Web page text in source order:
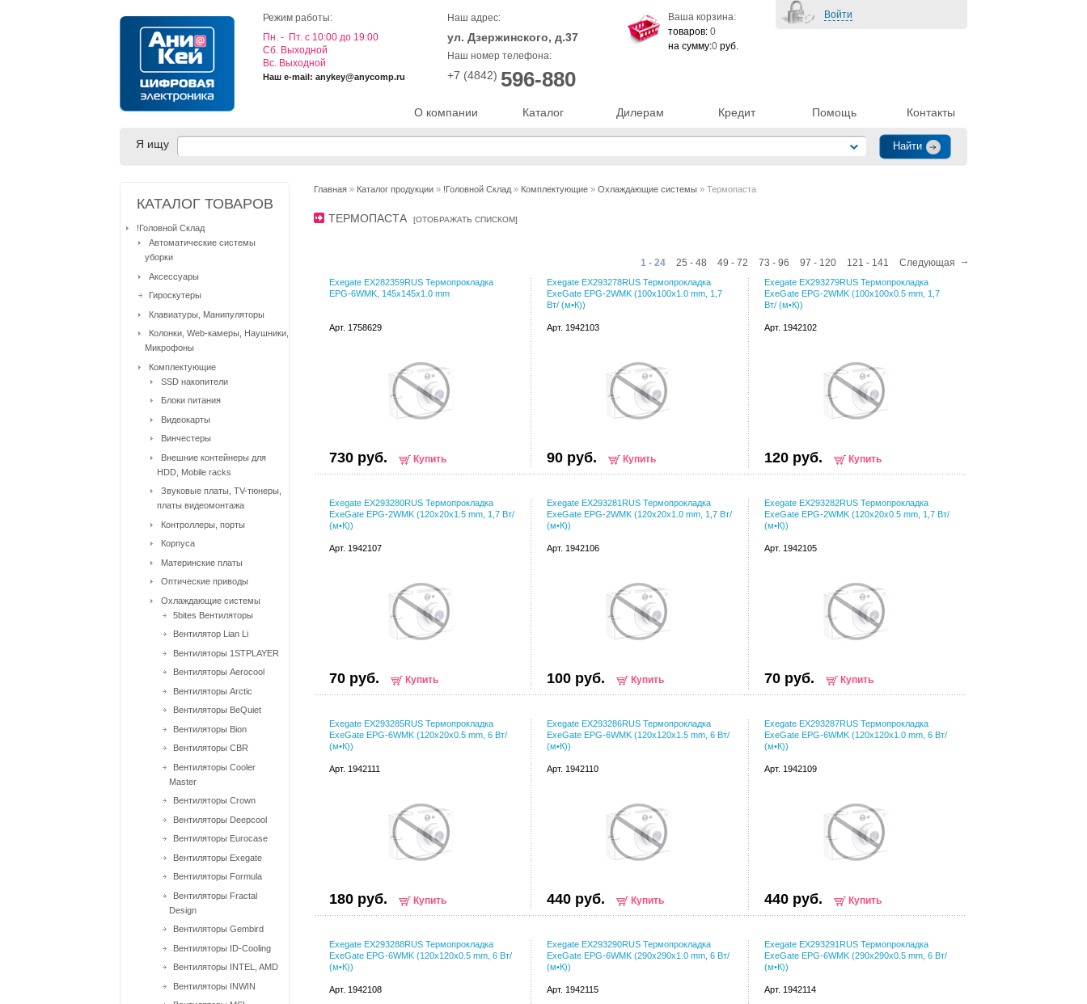
О компании Каталог Дилерам Кредит Помощь Контакты
Режим работы:
Пн. - Пт. с 10:00 до 19:00
Cб. Выходной
Вс. Выходной
Наш e-mail: anykey@anycomp.ru
Наш адрес:
ул. Дзержинского, д.37
Наш номер телефона:
+7 (4842) 596-880
Войти
Ваша корзина:
товаров: 0
на сумму:0 руб.
Я ищу
Главная » Каталог продукции » !Головной Склад » Комплектующие » Охлаждающие системы » Термопаста
ТЕРМОПАСТА [ОТОБРАЖАТЬ СПИСКОМ]
1 - 24 25 - 48 49 - 72 73 - 96 97 - 120 121 - 141 Следующая
Exegate EX282359RUS Термопрокладка
EPG-6WMK, 145x145x1.0 mm
Арт. 1758629
730 руб. Купить
Exegate EX293278RUS Термопрокладка
ExeGate EPG-2WMK (100x100x1.0 mm, 1,7
Вт/ (м•К))
Арт. 1942103
90 руб. Купить
Exegate EX293279RUS Термопрокладка
ExeGate EPG-2WMK (100x100x0.5 mm, 1,7
Вт/ (м•К))
Арт. 1942102
120 руб. Купить
Exegate EX293280RUS Термопрокладка
ExeGate EPG-2WMK (120x20x1.5 mm, 1,7 Вт/
(м•К))
Арт. 1942107
70 руб. Купить
Exegate EX293281RUS Термопрокладка
ExeGate EPG-2WMK (120x20x1.0 mm, 1,7 Вт/
(м•К))
Арт. 1942106
100 руб. Купить
Exegate EX293282RUS Термопрокладка
ExeGate EPG-2WMK (120x20x0.5 mm, 1,7 Вт/
(м•К))
Арт. 1942105
70 руб. Купить
Exegate EX293285RUS Термопрокладка
ExeGate EPG-6WMK (120x20x0.5 mm, 6 Вт/
(м•К))
Арт. 1942111
180 руб. Купить
Exegate EX293286RUS Термопрокладка
ExeGate EPG-6WMK (120x120x1.5 mm, 6 Вт/
(м•К))
Арт. 1942110
440 руб. Купить
Exegate EX293287RUS Термопрокладка
ExeGate EPG-6WMK (120x120x1.0 mm, 6 Вт/
(м•К))
Арт. 1942109
440 руб. Купить
Exegate EX293288RUS Термопрокладка
ExeGate EPG-6WMK (120x120x0.5 mm, 6 Вт/
(м•К))
Арт. 1942108
Exegate EX293290RUS Термопрокладка
ExeGate EPG-6WMK (290x290x1.0 mm, 6 Вт/
(м•К))
Арт. 1942115
Exegate EX293291RUS Термопрокладка
ExeGate EPG-6WMK (290x290x0.5 mm, 6 Вт/
(м•К))
Арт. 1942114
КАТАЛОГ ТОВАРОВ
!Головной Склад
Автоматические системы
уборки
Аксессуары
Гироскутеры
Клавиатуры, Манипуляторы
Колонки, Web-камеры, Наушники,
Микрофоны
Комплектующие
SSD накопители
Блоки питания
Видеокарты
Винчестеры
Внешние контейнеры для
HDD, Mobile racks
Звуковые платы, TV-тюнеры,
платы видеомонтажа
Контроллеры, порты
Корпуса
Материнские платы
Оптические приводы
Охлаждающие системы
5bites Вентиляторы
Вентилятор Lian Li
Вентиляторы 1STPLAYER
Вентиляторы Aerocool
Вентиляторы Arctic
Вентиляторы BeQuiet
Вентиляторы Bion
Вентиляторы CBR
Вентиляторы Cooler
Master
Вентиляторы Crown
Вентиляторы Deepcool
Вентиляторы Eurocase
Вентиляторы Exegate
Вентиляторы Formula
Вентиляторы Fractal
Design
Вентиляторы Gembird
Вентиляторы ID-Cooling
Вентиляторы INTEL, AMD
Вентиляторы INWIN